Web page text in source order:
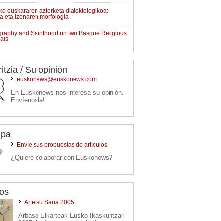
euskararen azterketa dialektologikoa:
eta izenaren morfologia
and Sainthood on two Basque Religious
/ Su opinión
euskonews@euskonews.com
En Euskonews nos interesa su opinión.
Envíenosla!
Envíe sus propuestas de artículos
¿Quiere colaborar con Euskonews?
Artetsu Saria 2005
Arbaso Elkarteak Eusko Ikaskuntzari